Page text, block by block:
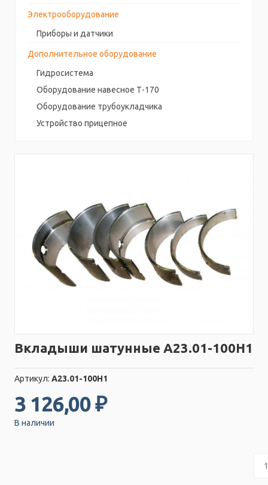
Электрооборудование
Приборы и датчики
Дополнительное оборудование
Гидросистема
Оборудование навесное Т-170
Оборудование трубоукладчика
Устройство прицепное
Вкладыши шатунные А23.01-100Н1
Артикул: А23.01-100Н1
3 126,00 ₽
В наличии